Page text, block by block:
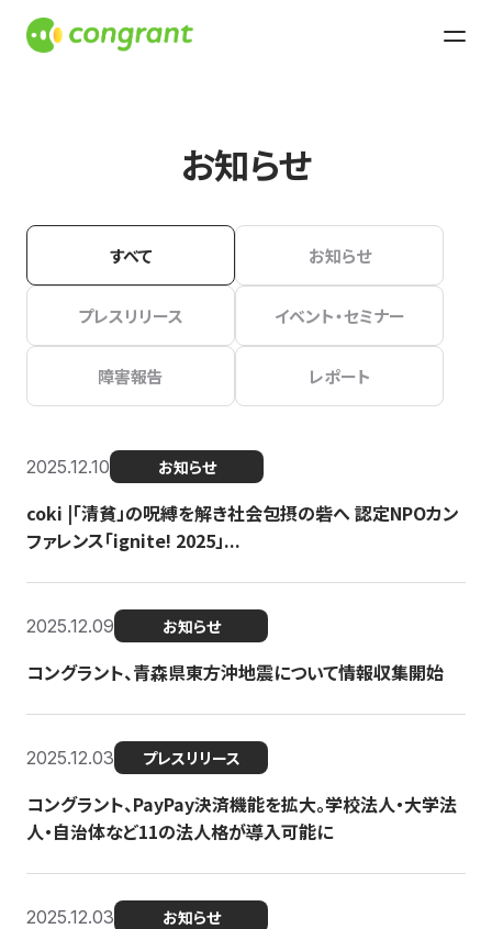
お知らせ
すべて お知らせ
プレスリリース イベント・セミナー
障害報告 レポート
2025.12.10 お知らせ
coki |「清貧」の呪縛を解き社会包摂の砦へ 認定NPOカン
ファレンス「ignite! 2025」...
2025.12.09 お知らせ
コングラント、青森県東方沖地震について情報収集開始
2025.12.03 プレスリリース
コングラント、PayPay決済機能を拡大。学校法人・大学法
人・自治体など11の法人格が導入可能に
2025.12.03 お知らせ